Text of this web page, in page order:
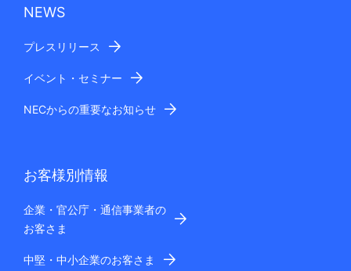
NEWS
プレスリリース
イベント・セミナー
NECからの重要なお知らせ
お客様別情報
企業・官公庁・通信事業者の
お客さま
中堅・中小企業のお客さま